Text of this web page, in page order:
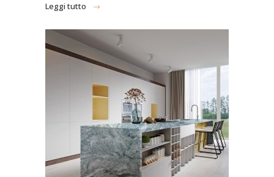
Leggi tutto